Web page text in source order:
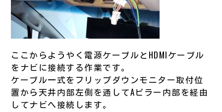
ここからようやく電源ケーブルとHDMIケーブル
をナビに接続する作業です。
ケーブル一式をフリップダウンモニター取付位
置から天井内部左側を通してAピラー内部を経由
してナビへ接続します。